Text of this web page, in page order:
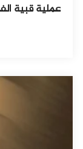
عملية قبية